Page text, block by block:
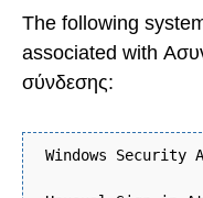
The following
associated with
σύνδεσης:
Windows Security